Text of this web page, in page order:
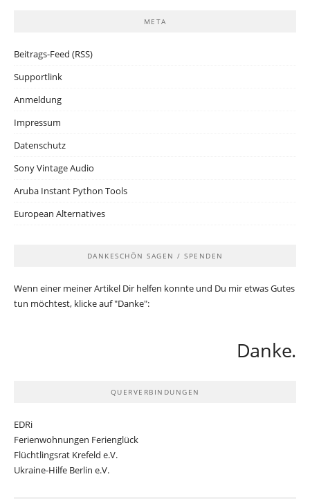
META
Beitrags-Feed (RSS)
Supportlink
Anmeldung
Impressum
Datenschutz
Sony Vintage Audio
Aruba Instant Python Tools
European Alternatives
DANKESCHÖN SAGEN / SPENDEN
Wenn einer meiner Artikel Dir helfen konnte und Du mir etwas Gutes
tun möchtest, klicke auf "Danke":
Danke.
QUERVERBINDUNGEN
EDRi
Ferienwohnungen Ferienglück
Flüchtlingsrat Krefeld e.V.
Ukraine-Hilfe Berlin e.V.